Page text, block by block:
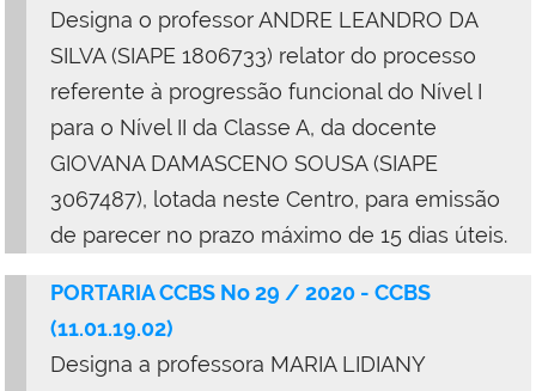
Designa o professor ANDRE LEANDRO DA
SILVA (SIAPE 1806733) relator do processo
referente à progressão funcional do Nível I
para o Nível II da Classe A, da docente
GIOVANA DAMASCENO SOUSA (SIAPE
3067487), lotada neste Centro, para emissão
de parecer no prazo máximo de 15 dias úteis.
PORTARIA CCBS No 29 / 2020 - CCBS
(11.01.19.02)
Designa a professora MARIA LIDIANY